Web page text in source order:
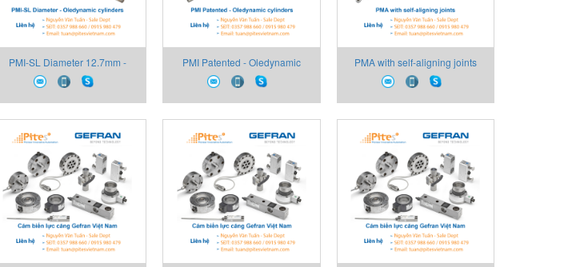
PMI-SL Diameter 12.7mm -
Oledynamic cylinders Cảm biến
vị trí Gefran Việt Nam
PMI Patented - Oledynamic
cylinders Cảm biến vị trí Gefran
Việt Nam
PMA with self-aligning joints
Cảm biến vị trí Gefran Việt Nam